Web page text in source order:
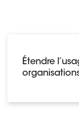
Étendre